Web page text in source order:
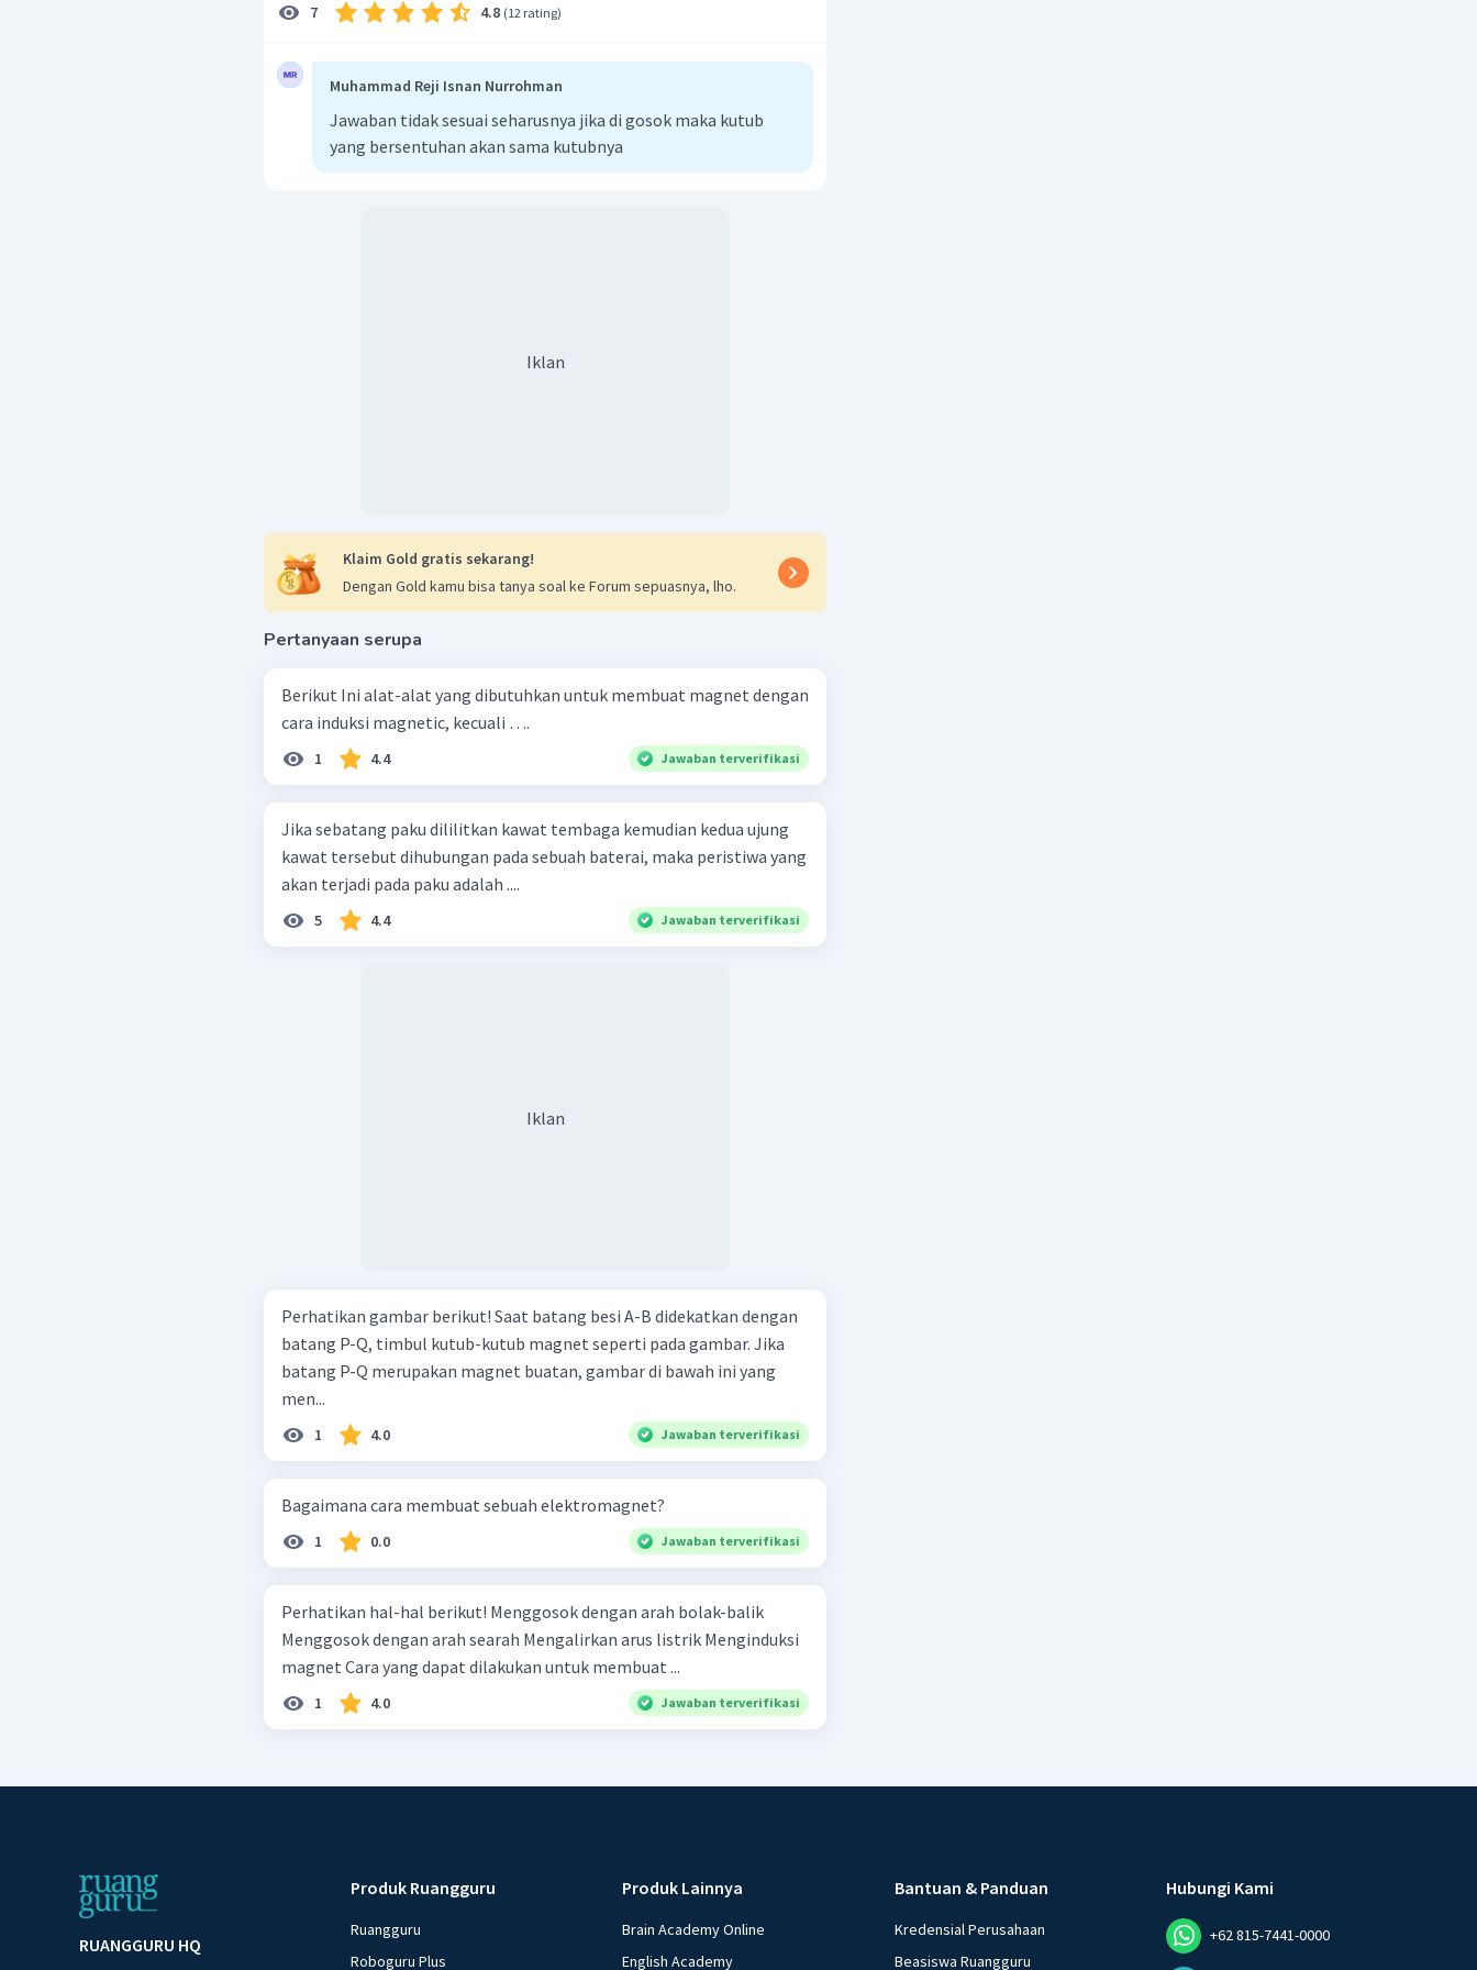
7 4.8 (12 rating)
Muhammad Reji Isnan Nurrohman
Jawaban tidak sesuai seharusnya jika di gosok maka kutub
yang bersentuhan akan sama kutubnya
Iklan
Klaim Gold gratis sekarang!
Dengan Gold kamu bisa tanya soal ke Forum sepuasnya, lho.
Pertanyaan serupa
Berikut Ini alat-alat yang dibutuhkan untuk membuat magnet dengan
cara induksi magnetic, kecuali ….
1 4.4 Jawaban terverifikasi
Jika sebatang paku dililitkan kawat tembaga kemudian kedua ujung
kawat tersebut dihubungan pada sebuah baterai, maka peristiwa yang
akan terjadi pada paku adalah ....
5 4.4 Jawaban terverifikasi
Iklan
Perhatikan gambar berikut! Saat batang besi A-B didekatkan dengan
batang P-Q, timbul kutub-kutub magnet seperti pada gambar. Jika
batang P-Q merupakan magnet buatan, gambar di bawah ini yang
men...
1 4.0 Jawaban terverifikasi
Bagaimana cara membuat sebuah elektromagnet?
1 0.0 Jawaban terverifikasi
Perhatikan hal-hal berikut! Menggosok dengan arah bolak-balik
Menggosok dengan arah searah Mengalirkan arus listrik Menginduksi
magnet Cara yang dapat dilakukan untuk membuat ...
1 4.0 Jawaban terverifikasi
RUANGGURU HQ
Produk Ruangguru
Ruangguru
Roboguru Plus
Produk Lainnya
Brain Academy Online
English Academy
Bantuan & Panduan
Kredensial Perusahaan
Beasiswa Ruangguru
Hubungi Kami
+62 815-7441-0000